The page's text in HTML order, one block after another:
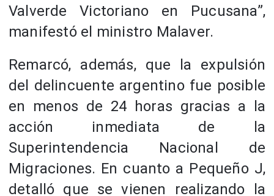
Valverde Victoriano en Pucusana”,
manifestó el ministro Malaver.
Remarcó, además, que la expulsión
del delincuente argentino fue posible
en menos de 24 horas gracias a la
acción inmediata de la
Superintendencia Nacional de
Migraciones. En cuanto a Pequeño J,
detalló que se vienen realizando la